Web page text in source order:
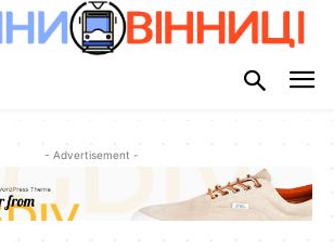
- Advertisement -